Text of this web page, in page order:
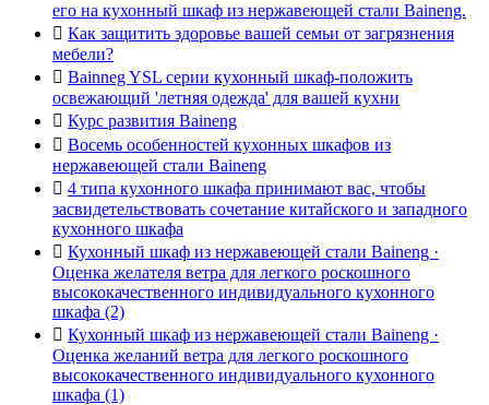
его на кухонный шкаф из нержавеющей стали Baineng.
 Как защитить здоровье вашей семьи от загрязнения
мебели?
 Bainneg YSL серии кухонный шкаф-положить
освежающий 'летняя одежда' для вашей кухни
 Курс развития Baineng
 Восемь особенностей кухонных шкафов из
нержавеющей стали Baineng
 4 типа кухонного шкафа принимают вас, чтобы
засвидетельствовать сочетание китайского и западного
кухонного шкафа
 Кухонный шкаф из нержавеющей стали Baineng ·
Оценка желателя ветра для легкого роскошного
высококачественного индивидуального кухонного
шкафа (2)
 Кухонный шкаф из нержавеющей стали Baineng ·
Оценка желаний ветра для легкого роскошного
высококачественного индивидуального кухонного
шкафа (1)